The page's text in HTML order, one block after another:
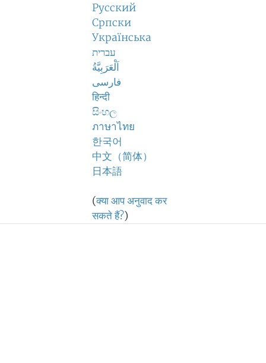
Русский
Српски
Українська
עברית
اَلْعَرَبِيَّةُ
فارسی
हिन्दी
සිංහල
ภาษาไทย
한국어
中文（简体）
日本語
(क्या आप अनुवाद कर
सकते हैं?)